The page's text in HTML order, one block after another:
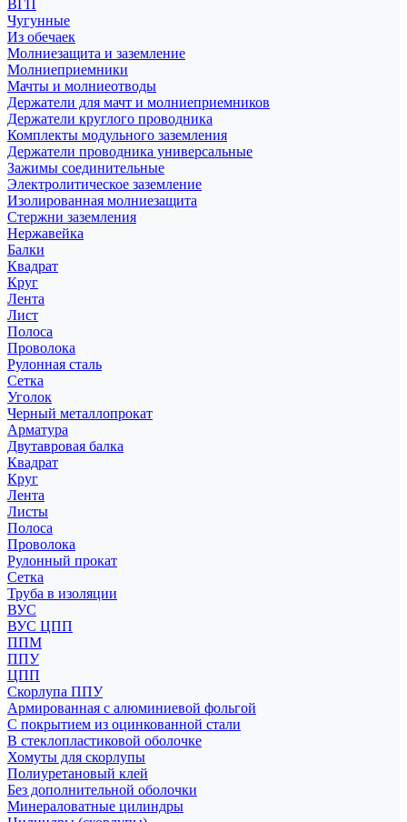
ВГП
Чугунные
Из обечаек
Молниезащита и заземление
Молниеприемники
Мачты и молниеотводы
Держатели для мачт и молниеприемников
Держатели круглого проводника
Комплекты модульного заземления
Держатели проводника универсальные
Зажимы соединительные
Электролитическое заземление
Изолированная молниезащита
Стержни заземления
Нержавейка
Балки
Квадрат
Круг
Лента
Лист
Полоса
Проволока
Рулонная сталь
Сетка
Уголок
Черный металлопрокат
Арматура
Двутавровая балка
Квадрат
Круг
Лента
Листы
Полоса
Проволока
Рулонный прокат
Сетка
Труба в изоляции
ВУС
ВУС ЦПП
ППМ
ППУ
ЦПП
Скорлупа ППУ
Армированная с алюминиевой фольгой
С покрытием из оцинкованной стали
В стеклопластиковой оболочке
Хомуты для скорлупы
Полиуретановый клей
Без дополнительной оболочки
Минераловатные цилиндры